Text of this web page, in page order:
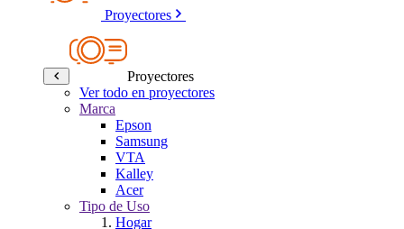
Proyectores
Proyectores
Ver todo en proyectores
Marca
Epson
Samsung
VTA
Kalley
Acer
Tipo de Uso
Hogar